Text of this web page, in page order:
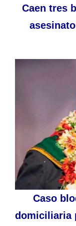
Caen tres
Caso
domiciliaria